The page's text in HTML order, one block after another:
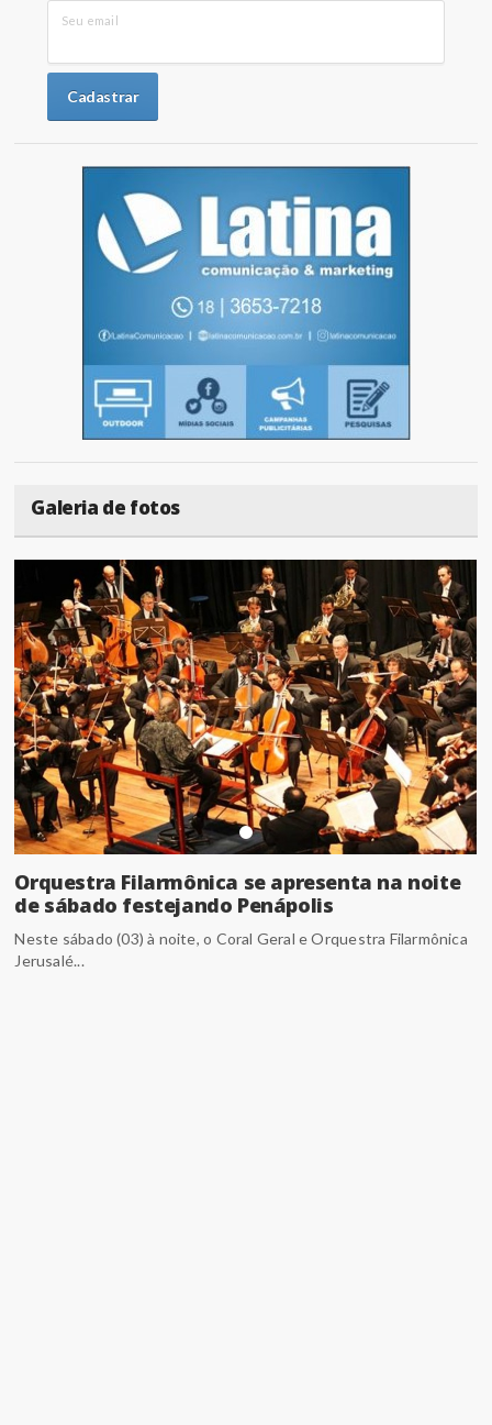
Seu email
Galeria de fotos
Orquestra Filarmônica se apresenta na noite
de sábado festejando Penápolis
Neste sábado (03) à noite, o Coral Geral e Orquestra Filarmônica
Jerusalé...